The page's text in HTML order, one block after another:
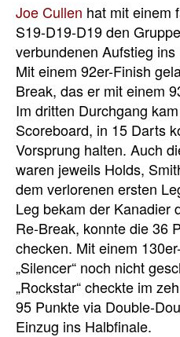
Joe Cullen hat mit einem
S19-D19-D19 den
verbundenen Aufstieg
Mit einem 92er-Finish
Break, das er mit einem
Im dritten Durchgang
Scoreboard, in 15 Darts
Vorsprung halten. Auch
waren jeweils Holds,
dem verlorenen ersten
Leg bekam der Kanadier
Re-Break, konnte die 36
checken. Mit einem
„Silencer“ noch nicht
„Rockstar“ checkte im
95 Punkte via Double-
Einzug ins Halbfinale.